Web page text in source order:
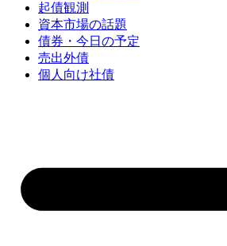
起債観測
資本市場の話題
債券・今日の予定
売出外債
個人向け社債